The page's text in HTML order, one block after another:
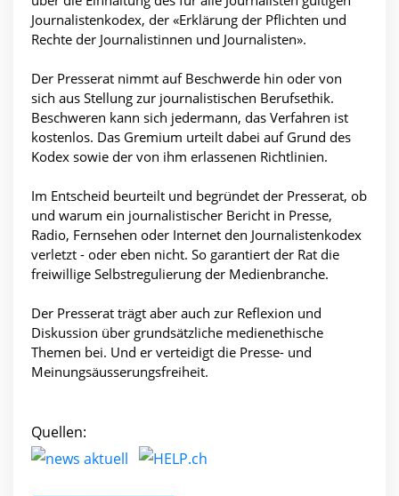
Journalistenkodex, der «Erklärung der Pflichten und
Rechte der Journalistinnen und Journalisten».
Der Presserat nimmt auf Beschwerde hin oder von
sich aus Stellung zur journalistischen Berufsethik.
Beschweren kann sich jedermann, das Verfahren ist
kostenlos. Das Gremium urteilt dabei auf Grund des
Kodex sowie der von ihm erlassenen Richtlinien.
Im Entscheid beurteilt und begründet der Presserat, ob
und warum ein journalistischer Bericht in Presse,
Radio, Fernsehen oder Internet den Journalistenkodex
verletzt - oder eben nicht. So garantiert der Rat die
freiwillige Selbstregulierung der Medienbranche.
Der Presserat trägt aber auch zur Reflexion und
Diskussion über grundsätzliche medienethische
Themen bei. Und er verteidigt die Presse- und
Meinungsäusserungsfreiheit.
Quellen: